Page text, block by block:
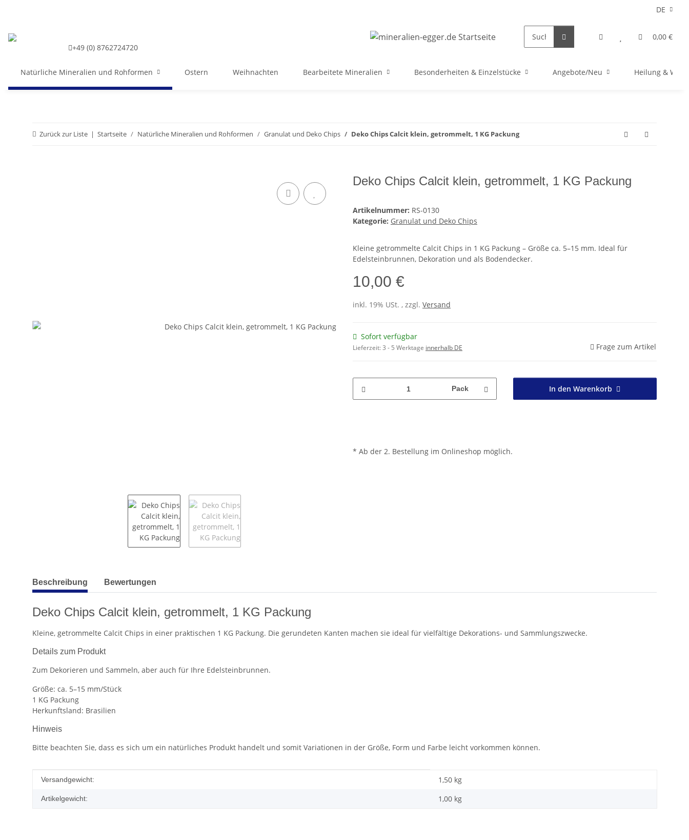
DE
+49 (0) 8762724720
0,00 €
Natürliche Mineralien und Rohformen Ostern Weihnachten Bearbeitete Mineralien Besonderheiten & Einzelstücke Angebote/Neu Heilung &
Zurück zur Liste Startseite Natürliche Mineralien und Rohformen Granulat und Deko Chips Deko Chips Calcit klein, getrommelt, 1 KG Packung
Deko Chips Calcit klein, getrommelt, 1 KG Packung
Artikelnummer: RS-0130
Kategorie: Granulat und Deko Chips
Kleine getrommelte Calcit Chips in 1 KG Packung – Größe ca. 5–15 mm. Ideal für
Edelsteinbrunnen, Dekoration und als Bodendecker.
10,00 €
inkl. 19% USt. , zzgl. Versand
Sofort verfügbar
Lieferzeit:3 - 5 Werktage innerhalb DE Frage zum Artikel
Pack In den Warenkorb
* Ab der 2. Bestellung im Onlineshop möglich.
weitere Registerkarten anzeigen
Beschreibung Bewertungen
Deko Chips Calcit klein, getrommelt, 1 KG Packung
Kleine, getrommelte Calcit Chips in einer praktischen 1 KG Packung. Die gerundeten Kanten machen sie ideal für vielfältige Dekorations- und Sammlungszwecke.
Details zum Produkt
Zum Dekorieren und Sammeln, aber auch für Ihre Edelsteinbrunnen.
Größe: ca. 5–15 mm/Stück
1 KG Packung
Herkunftsland: Brasilien
Hinweis
Bitte beachten Sie, dass es sich um ein natürliches Produkt handelt und somit Variationen in der Größe, Form und Farbe leicht vorkommen können.
Produkteigenschaft
Wert
Versandgewicht: 1,50 kg
Artikelgewicht: 1,00 kg